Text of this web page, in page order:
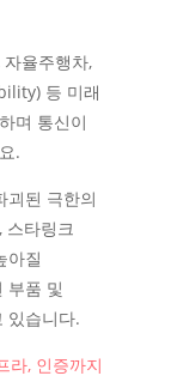
율주행차,
등 미래
며 통신이
.
괴된 극한의
스타링크
아질
부품 및
있습니다.
라, 인증까지